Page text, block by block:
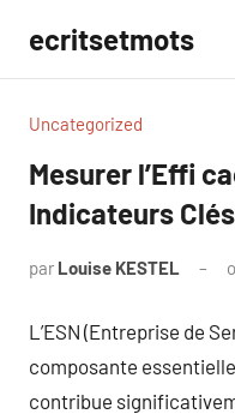
contenu
ecritsetmots
Uncategorized
Mesurer l’Effi
Indicateurs Clés
par Louise KESTEL
L’ESN (Entreprise de
composante
contribue